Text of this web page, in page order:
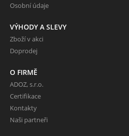
Osobní údaje
VÝHODY A SLEVY
Zboží v akci
Doprodej
O FIRMĚ
ADOZ, s.r.o.
Certifikace
Kontakty
Naši partneři